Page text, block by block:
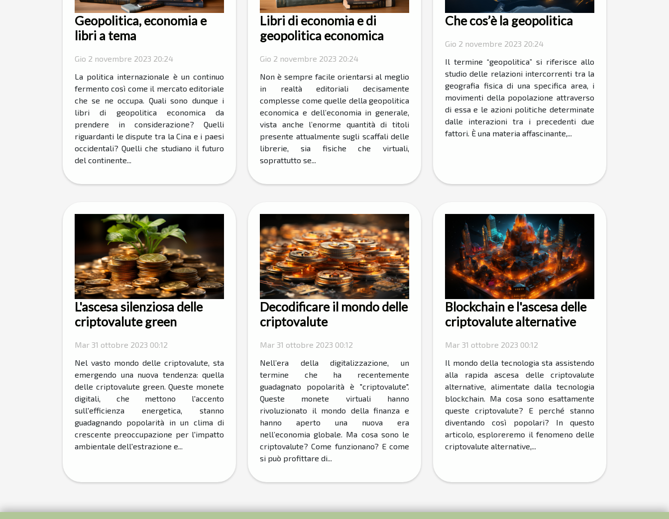
Geopolitica, economia e
libri a tema
Gio 2 novembre 2023 20:24
La politica internazionale è un continuo
fermento così come il mercato editoriale
che se ne occupa. Quali sono dunque i
libri di geopolitica economica da
prendere in considerazione? Quelli
riguardanti le dispute tra la Cina e i paesi
occidentali? Quelli che studiano il futuro
del continente...
Libri di economia e di
geopolitica economica
Gio 2 novembre 2023 20:24
Non è sempre facile orientarsi al meglio
in realtà editoriali decisamente
complesse come quelle della geopolitica
economica e dell’economia in generale,
vista anche l’enorme quantità di titoli
presente attualmente sugli scaffali delle
librerie, sia fisiche che virtuali,
soprattutto se...
Che cos’è la geopolitica
Gio 2 novembre 2023 20:24
Il termine “geopolitica” si riferisce allo
studio delle relazioni intercorrenti tra la
geografia fisica di una specifica area, i
movimenti della popolazione attraverso
di essa e le azioni politiche determinate
dalle interazioni tra i precedenti due
fattori. È una materia affascinante,...
L'ascesa silenziosa delle
criptovalute green
Mar 31 ottobre 2023 00:12
Nel vasto mondo delle criptovalute, sta
emergendo una nuova tendenza: quella
delle criptovalute green. Queste monete
digitali, che mettono l'accento
sull'efficienza energetica, stanno
guadagnando popolarità in un clima di
crescente preoccupazione per l'impatto
ambientale dell'estrazione e...
Decodificare il mondo delle
criptovalute
Mar 31 ottobre 2023 00:12
Nell’era della digitalizzazione, un
termine che ha recentemente
guadagnato popolarità è "criptovalute".
Queste monete virtuali hanno
rivoluzionato il mondo della finanza e
hanno aperto una nuova era
nell’economia globale. Ma cosa sono le
criptovalute? Come funzionano? E come
si può profittare di...
Blockchain e l'ascesa delle
criptovalute alternative
Mar 31 ottobre 2023 00:12
Il mondo della tecnologia sta assistendo
alla rapida ascesa delle criptovalute
alternative, alimentate dalla tecnologia
blockchain. Ma cosa sono esattamente
queste criptovalute? E perché stanno
diventando così popolari? In questo
articolo, esploreremo il fenomeno delle
criptovalute alternative,...